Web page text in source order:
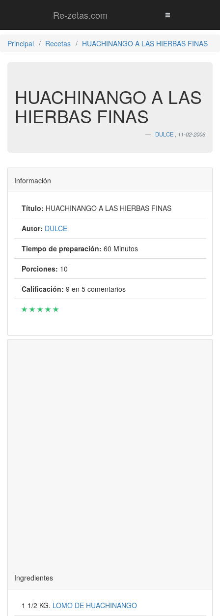
Re-zetas.com
Principal Recetas HUACHINANGO A LAS HIERBAS FINAS
HUACHINANGO A LAS
HIERBAS FINAS
DULCE 11-02-2006
Información
Título: HUACHINANGO A LAS HIERBAS FINAS
Autor: DULCE
Tiempo de preparación: 60 Minutos
Porciones: 10
Calificación: 9 en 5comentarios
Ingredientes
1 1/2 KG. LOMO DE HUACHINANGO